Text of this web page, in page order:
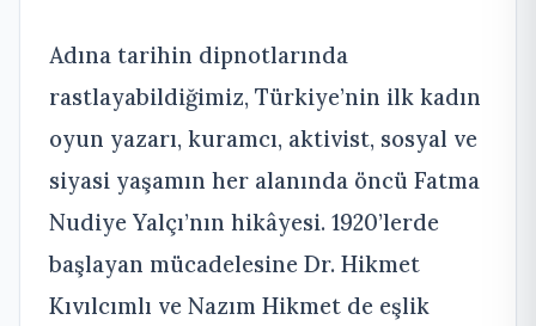
Adına tarihin dipnotlarında
rastlayabildiğimiz, Türkiye’nin ilk kadın
oyun yazarı, kuramcı, aktivist, sosyal ve
siyasi yaşamın her alanında öncü Fatma
Nudiye Yalçı’nın hikâyesi. 1920’lerde
başlayan mücadelesine Dr. Hikmet
Kıvılcımlı ve Nazım Hikmet de eşlik